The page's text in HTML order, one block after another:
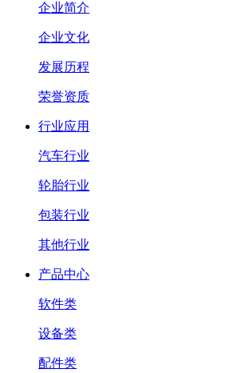
企业简介
企业文化
发展历程
荣誉资质
行业应用
汽车行业
轮胎行业
包装行业
其他行业
产品中心
软件类
设备类
配件类